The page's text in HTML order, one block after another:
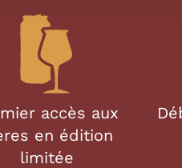
accès aux
en édition
limitée